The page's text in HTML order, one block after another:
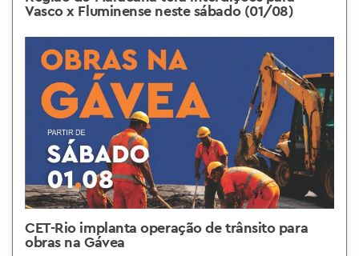
Vasco x Fluminense neste sábado (01/08)
CET-Rio implanta operação de trânsito para
obras na Gávea